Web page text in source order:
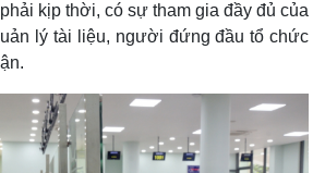
kịp thời, có sự tham gia đầy đủ của
lý tài liệu, người đứng đầu tổ chức